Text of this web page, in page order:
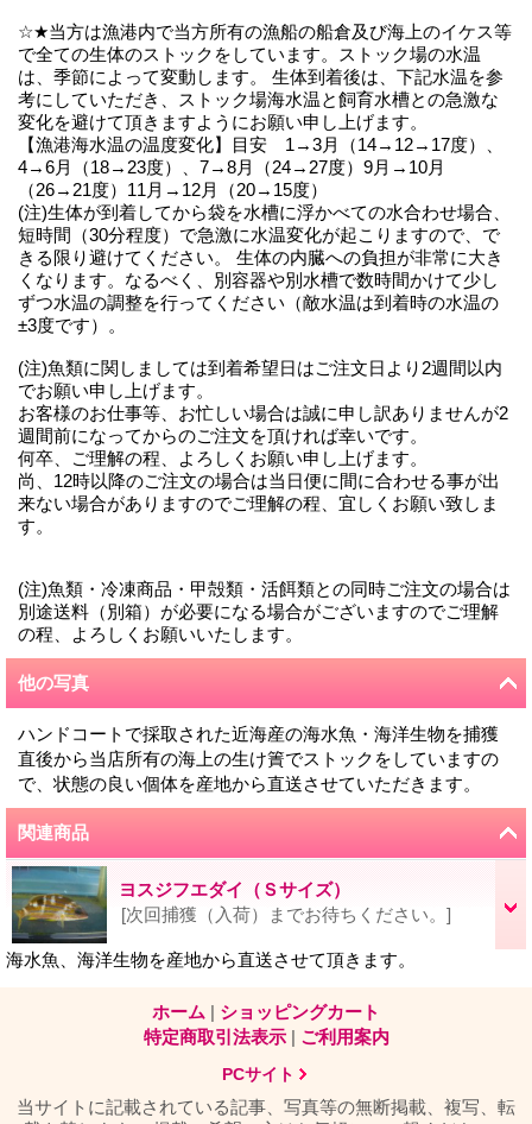
☆★当方は漁港内で当方所有の漁船の船倉及び海上のイケス等
で全ての生体のストックをしています。ストック場の水温
は、季節によって変動します。 生体到着後は、下記水温を参
考にしていただき、ストック場海水温と飼育水槽との急激な
変化を避けて頂きますようにお願い申し上げます。
【漁港海水温の温度変化】目安 1→3月（14→12→17度）、
4→6月（18→23度）、7→8月（24→27度）9月→10月
（26→21度）11月→12月（20→15度）
(注)生体が到着してから袋を水槽に浮かべての水合わせ場合、
短時間（30分程度）で急激に水温変化が起こりますので、で
きる限り避けてください。 生体の内臓への負担が非常に大き
くなります。なるべく、別容器や別水槽で数時間かけて少し
ずつ水温の調整を行ってください（敵水温は到着時の水温の
±3度です）。
(注)魚類に関しましては到着希望日はご注文日より2週間以内
でお願い申し上げます。
お客様のお仕事等、お忙しい場合は誠に申し訳ありませんが2
週間前になってからのご注文を頂ければ幸いです。
何卒、ご理解の程、よろしくお願い申し上げます。
尚、12時以降のご注文の場合は当日便に間に合わせる事が出
来ない場合がありますのでご理解の程、宜しくお願い致しま
す。
(注)魚類・冷凍商品・甲殻類・活餌類との同時ご注文の場合は
別途送料（別箱）が必要になる場合がございますのでご理解
の程、よろしくお願いいたします。
他の写真
ハンドコートで採取された近海産の海水魚・海洋生物を捕獲
直後から当店所有の海上の生け簀でストックをしていますの
で、状態の良い個体を産地から直送させていただきます。
関連商品
ヨスジフエダイ（Ｓサイズ）
[次回捕獲（入荷）までお待ちください。]
海水魚、海洋生物を産地から直送させて頂きます。
ホーム | ショッピングカート
特定商取引法表示 | ご利用案内
PCサイト
当サイトに記載されている記事、写真等の無断掲載、複写、転